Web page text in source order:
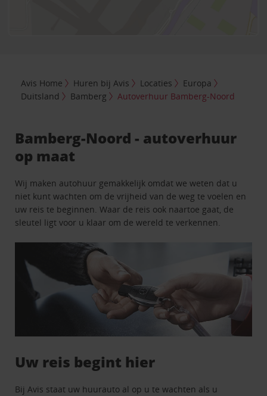
Avis Home Huren bij Avis Locaties
Europa
Duitsland
Bamberg Autoverhuur Bamberg-Noord
Bamberg-Noord - autoverhuur
op maat
Wij maken autohuur gemakkelijk omdat we weten dat u
niet kunt wachten om de vrijheid van de weg te voelen en
uw reis te beginnen. Waar de reis ook naartoe gaat, de
sleutel ligt voor u klaar om de wereld te verkennen.
Uw reis begint hier
Bij Avis staat uw huurauto al op u te wachten als u